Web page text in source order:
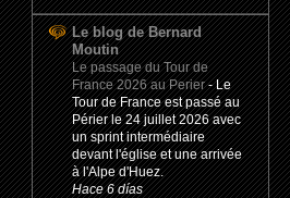
Le blog de Bernard
Moutin
Le passage du Tour de
France 2026 au Perier-Le
Tour de France est passé au
Périer le 24 juillet 2026 avec
un sprint intermédiaire
devant l'église et une arrivée
à l'Alpe d'Huez.
Hace 6 días